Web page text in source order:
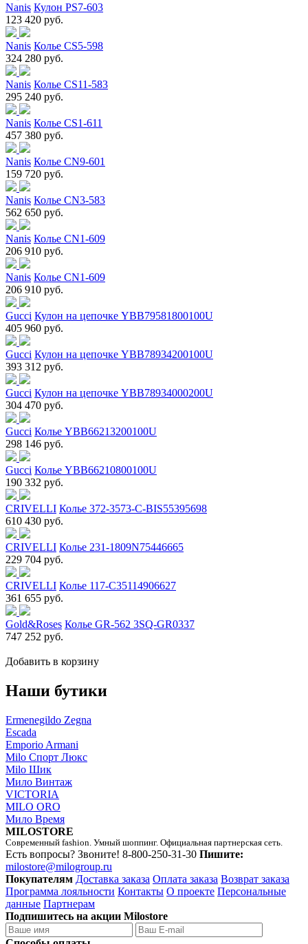
Nanis Кулон PS7-603
123 420 руб.
Nanis Колье CS5-598
324 280 руб.
Nanis Колье CS11-583
295 240 руб.
Nanis Колье CS1-611
457 380 руб.
Nanis Колье CN9-601
159 720 руб.
Nanis Колье CN3-583
562 650 руб.
Nanis Колье CN1-609
206 910 руб.
Nanis Колье CN1-609
206 910 руб.
Gucci Кулон на цепочке YBB79581800100U
405 960 руб.
Gucci Кулон на цепочке YBB78934200100U
393 312 руб.
Gucci Кулон на цепочке YBB78934000200U
304 470 руб.
Gucci Колье YBB66213200100U
298 146 руб.
Gucci Колье YBB66210800100U
190 332 руб.
CRIVELLI Колье 372-3573-C-BIS55395698
610 430 руб.
CRIVELLI Колье 231-1809N75446665
229 704 руб.
CRIVELLI Колье 117-C35114906627
361 655 руб.
Gold&Roses Колье GR-562 3SQ-GR0337
747 252 руб.
Добавить в корзину
Наши бутики
Ermenegildo Zegna
Escada
Emporio Armani
Milo Спорт Люкс
Milo Шик
Мило Винтаж
VICTORIA
MILO ORO
Мило Время
MILOSTORE
Современный fashion. Умный шоппинг. Официальная партнерская сеть.
Есть вопросы? Звоните! 8-800-250-31-30 Пишите:
milostore@milogroup.ru
Покупателям Доставка заказа Оплата заказа Возврат заказа
Программа лояльности Контакты О проекте Персональные
данные Партнерам
Подпишитесь на акции Milostore